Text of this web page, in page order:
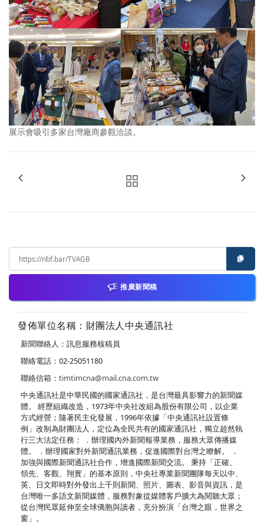
展示會吸引多家台灣廠商參觀洽談。
推廣新聞稿
發佈單位名稱：財團法人中央通訊社
新聞聯絡人：訊息服務核稿員
聯絡電話：02-25051180
聯絡信箱： timtimcna@mail.cna.com.tw
中央通訊社是中華民國的國家通訊社，是台灣最具影響力的新聞媒
體。 經歷組織改造，1973年中央社改組為股份有限公司，以企業
方式經營；隨著民主化發展，1996年依據「中央通訊社設置條
例」改制為財團法人，定位為全民共有的國家通訊社，獨立超然執
行三大法定任務： ．辦理國內外新聞報導業務，服務大眾傳播媒
體。 ．辦理國家對外新聞通訊業務，促進國際對台灣之瞭解。 ．
加強與國際新聞通訊社合作，增進國際新聞交流。 秉持「正確、
領先、客觀、翔實」的基本原則，中央社專業新聞團隊每天以中、
英、日文即時對外發出上千則新聞、照片、圖表、影音與資訊，是
台灣唯一多語文新聞媒體，服務對象從媒體客戶擴大為閱聽大眾；
從台灣民眾延伸至全球僑胞與讀者，充分扮演「台灣之眼，世界之
窗」。